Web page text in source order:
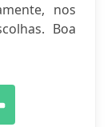
nos
Boa